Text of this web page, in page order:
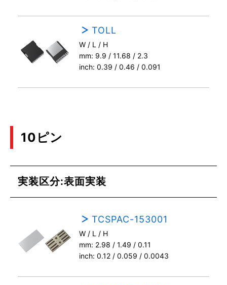
TOLL
W / L / H
mm: 9.9 / 11.68 / 2.3
inch: 0.39 / 0.46 / 0.091
10ピン
実装区分:表面実装
TCSPAC-153001
W / L / H
mm: 2.98 / 1.49 / 0.11
inch: 0.12 / 0.059 / 0.0043